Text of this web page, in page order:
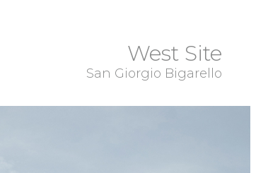
West Site
San Giorgio Bigarello